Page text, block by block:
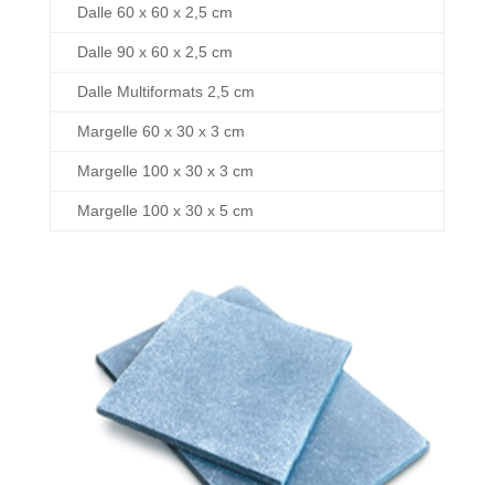
Dalle 60 x 60 x 2,5 cm
Dalle 90 x 60 x 2,5 cm
Dalle Multiformats 2,5 cm
Margelle 60 x 30 x 3 cm
Margelle 100 x 30 x 3 cm
Margelle 100 x 30 x 5 cm